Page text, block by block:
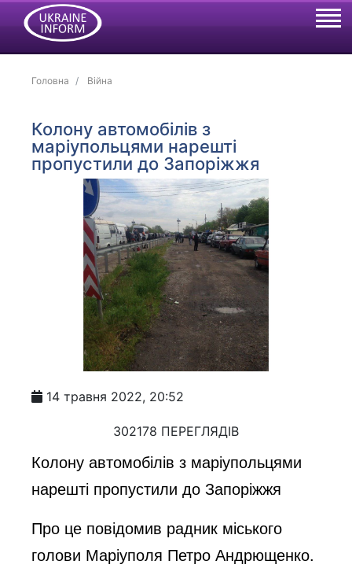
Головна Війна
Колону автомобілів з
маріупольцями нарешті
пропустили до Запоріжжя
14 травня 2022, 20:52
302178 ПЕРЕГЛЯДІВ
Колону автомобілів з маріупольцями
нарешті пропустили до Запоріжжя
Про це повідомив радник міського
голови Маріуполя Петро Андрющенко.